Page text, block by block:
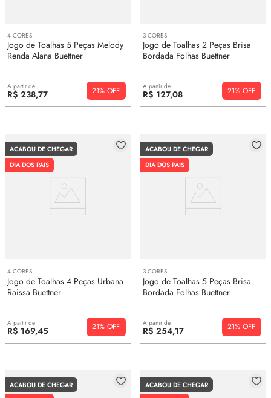
4 CORES
Jogo de Toalhas 5 Peças Melody
Renda Alana Buettner
A partir de
R$ 238,77 21%
3 CORES
Jogo de Toalhas 2 Peças Brisa
Bordada Folhas Buettner
A partir de
R$ 127,08 21%
ACABOU DE CHEGAR
DIA DOS PAIS
4 CORES
Jogo de Toalhas 4 Peças Urbana
Raissa Buettner
A partir de
R$ 169,45 21%
ACABOU DE CHEGAR
DIA DOS PAIS
3 CORES
Jogo de Toalhas 5 Peças Brisa
Bordada Folhas Buettner
A partir de
R$ 254,17 21%
ACABOU DE CHEGAR
ACABOU DE CHEGAR